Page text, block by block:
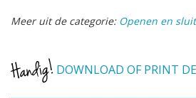
Meer uit de categorie: Openen en
DOWNLOAD OF PRINT